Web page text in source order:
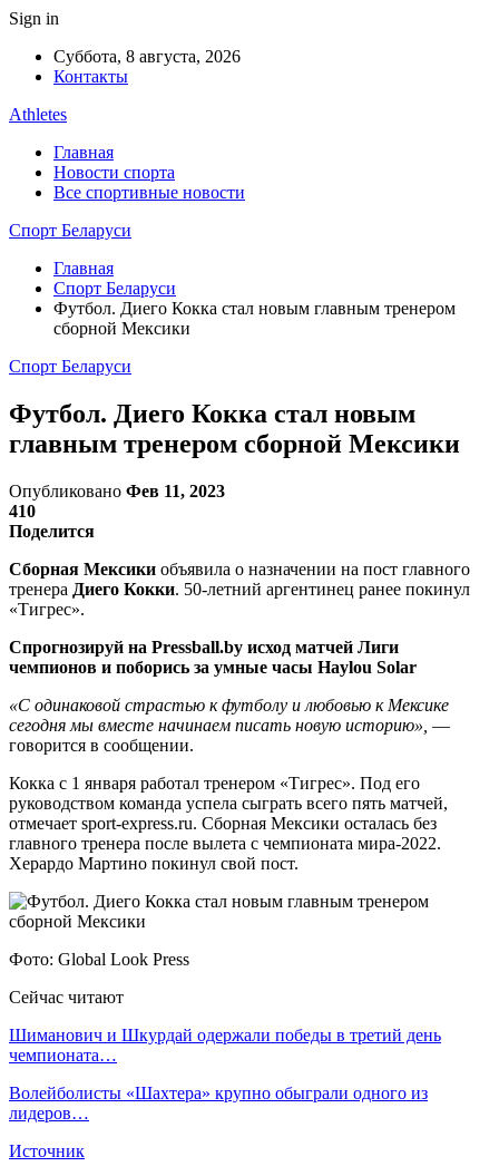
Sign in
Суббота, 8 августа, 2026
Контакты
Athletes
Главная
Новости спорта
Все спортивные новости
Спорт Беларуси
Главная
Спорт Беларуси
Футбол. Диего Кокка стал новым главным тренером
сборной Мексики
Спорт Беларуси
Футбол. Диего Кокка стал новым
главным тренером сборной Мексики
Опубликовано Фев 11, 2023
410
Поделится
Сборная Мексики объявила о назначении на пост главного
тренера Диего Кокки. 50-летний аргентинец ранее покинул
«Тигрес».
Спрогнозируй на Pressball.by исход матчей Лиги
чемпионов и поборись за умные часы Haylou Solar
«С одинаковой страстью к футболу и любовью к Мексике
сегодня мы вместе начинаем писать новую историю», —
говорится в сообщении.
Кокка с 1 января работал тренером «Тигрес». Под его
руководством команда успела сыграть всего пять матчей,
отмечает sport-express.ru. Сборная Мексики осталась без
главного тренера после вылета с чемпионата мира-2022.
Херардо Мартино покинул свой пост.
Фото: Global Look Press
Сейчас читают
Шиманович и Шкурдай одержали победы в третий день
чемпионата…
Волейболисты «Шахтера» крупно обыграли одного из
лидеров…
Источник